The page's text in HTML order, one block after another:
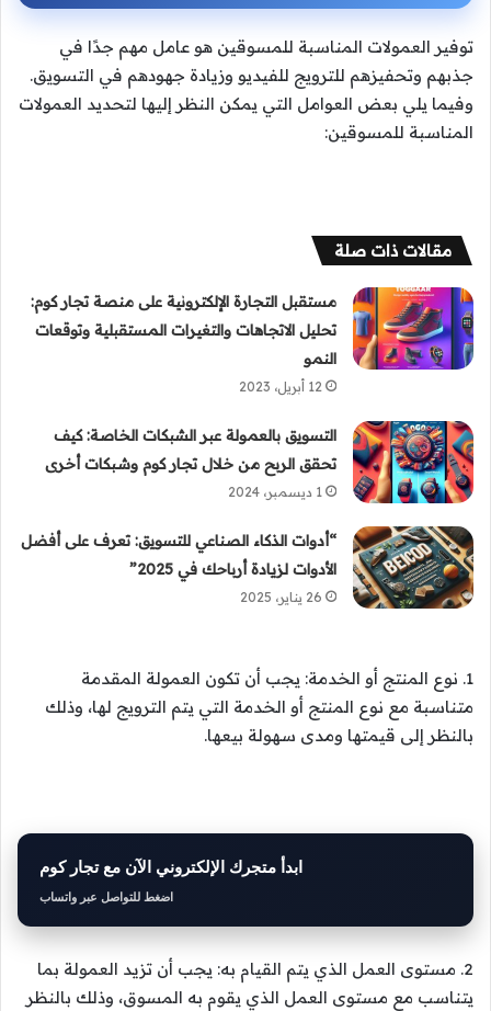
توفير العمولات المناسبة للمسوقين هو عامل مهم جدًا في
جذبهم وتحفيزهم للترويج للفيديو وزيادة جهودهم في التسويق.
وفيما يلي بعض العوامل التي يمكن النظر إليها لتحديد العمولات
المناسبة للمسوقين:
مقالات ذات صلة
مستقبل التجارة الإلكترونية على منصة تجار كوم:
تحليل الاتجاهات والتغيرات المستقبلية وتوقعات
النمو
12 أبريل، 2023
التسويق بالعمولة عبر الشبكات الخاصة: كيف
تحقق الربح من خلال تجار كوم وشبكات أخرى
1 ديسمبر، 2024
“أدوات الذكاء الصناعي للتسويق: تعرف على أفضل
الأدوات لزيادة أرباحك في 2025”
26 يناير، 2025
1. نوع المنتج أو الخدمة: يجب أن تكون العمولة المقدمة
متناسبة مع نوع المنتج أو الخدمة التي يتم الترويج لها، وذلك
بالنظر إلى قيمتها ومدى سهولة بيعها.
ابدأ متجرك الإلكتروني الآن مع تجار كوم
اضغط للتواصل عبر واتساب
2. مستوى العمل الذي يتم القيام به: يجب أن تزيد العمولة بما
يتناسب مع مستوى العمل الذي يقوم به المسوق، وذلك بالنظر